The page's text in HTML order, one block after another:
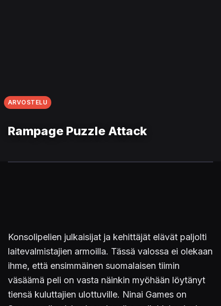
ARVOSTELU
Rampage Puzzle Attack
Konsolipelien julkaisijat ja kehittäjät elävät paljolti
laitevalmistajien armoilla. Tässä valossa ei olekaan
ihme, että ensimmäinen suomalaisen tiimin
väsäämä peli on vasta näinkin myöhään löytänyt
tiensä kuluttajien ulottuville. Ninai Games on